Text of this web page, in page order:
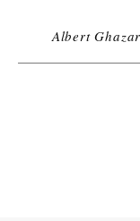
Albert